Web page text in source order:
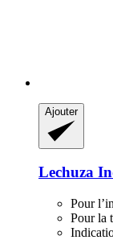
Ajouter
Lechuza
Pour
Pour la